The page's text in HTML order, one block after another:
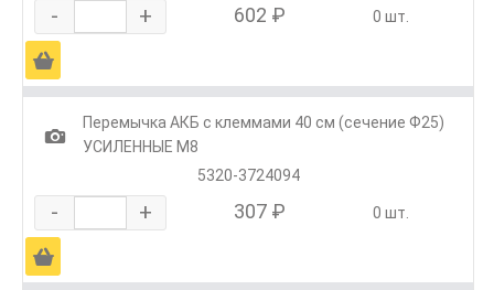
- + 602 ₽ 0 шт.
Ä
1
Перемычка АКБ с клеммами 40 см (сечение Ф25)
УСИЛЕННЫЕ М8
5320-3724094
- + 307 ₽ 0 шт.
Ä